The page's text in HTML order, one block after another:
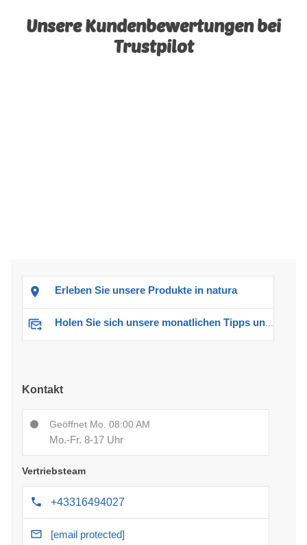
Unsere Kundenbewertungen bei
Trustpilot
Erleben Sie unsere Produkte in natura
Holen Sie sich unsere monatlichen Tipps und Angebote
Kontakt
Geöffnet Mo. 08:00 AM
Mo.-Fr. 8-17 Uhr
Vertriebsteam
+43316494027
[email protected]